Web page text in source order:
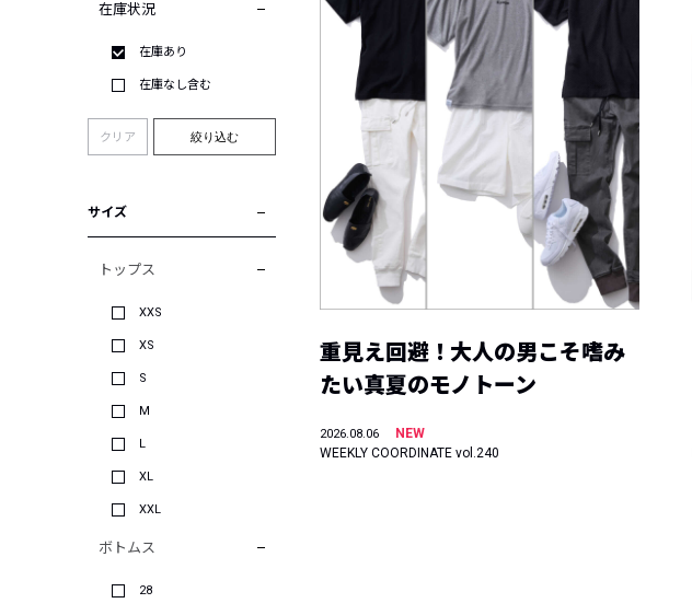
在庫状況
在庫あり
在庫なし含む
クリア 絞り込む
サイズ
トップス
XXS
XS
S
M
L
XL
XXL
ボトムス
28
重見え回避！大人の男こそ嗜み
たい真夏のモノトーン
2026.08.06
NEW
WEEKLY COORDINATE vol.240